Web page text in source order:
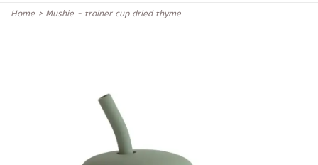
Home > Mushie - trainer cup dried thyme